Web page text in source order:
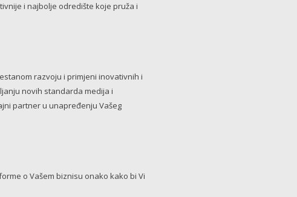
i najbolje odredište koje pruža i
razvoju i primjeni inovativnih i
novih standarda medija i
partner u unapređenju Vašeg
o Vašem biznisu onako kako bi Vi